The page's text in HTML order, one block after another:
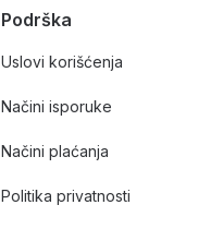
Podrška
Uslovi korišćenja
Načini isporuke
Načini plaćanja
Politika privatnosti